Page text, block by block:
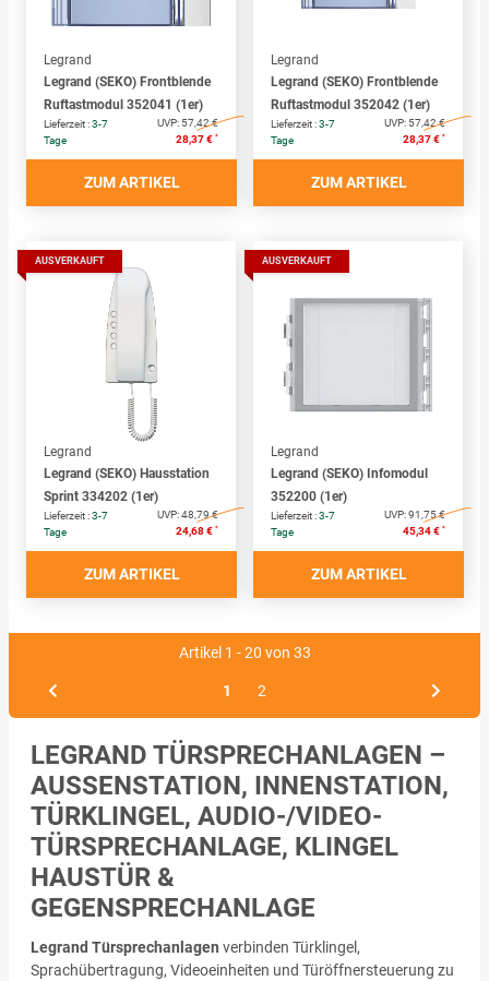
Legrand
Legrand (SEKO) Frontblende
Ruftastmodul 352041 (1er)
Lieferzeit :3-7
Tage
UVP: 57,42 €
28,37 € *
ZUM ARTIKEL
Legrand
Legrand (SEKO) Frontblende
Ruftastmodul 352042 (1er)
Lieferzeit :3-7
Tage
UVP: 57,42 €
28,37 € *
ZUM ARTIKEL
AUSVERKAUFT
Legrand
Legrand (SEKO) Hausstation
Sprint 334202 (1er)
Lieferzeit :3-7
Tage
UVP:48,79 €
24,68 € *
ZUM ARTIKEL
AUSVERKAUFT
Legrand
Legrand (SEKO) Infomodul
352200 (1er)
Lieferzeit :3-7
Tage
UVP:91,75 €
45,34 € *
ZUM ARTIKEL
Artikel 1 - 20 von 33
1 2
LEGRAND TÜRSPRECHANLAGEN –
AUSSENSTATION, INNENSTATION, T
ÜRKLINGEL, AUDIO-/VIDEO-T
ÜRSPRECHANLAGE, KLINGEL H
AUSTÜR & G
EGENSPRECHANLAGE
Legrand Türsprechanlagen verbinden Türklingel,
Sprachübertragung, Videoeinheiten und Türöffnersteuerung zu